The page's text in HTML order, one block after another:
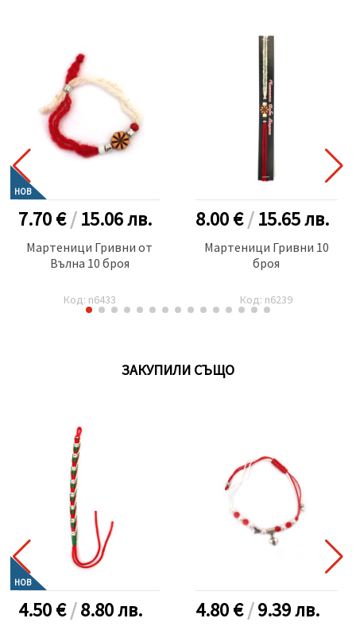
НОВ
7.70 €/15.06лв.
Мартеници Гривни от
Вълна 10 броя
Код: n6433
8.00 €/15.65лв.
Мартеници Гривни 10
броя
Код: n6239
ЗАКУПИЛИ СЪЩО
НОВ
4.50 €/8.80лв. 4.80 €/9.39лв.